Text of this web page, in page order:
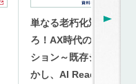
単なる老朽化対策を超
ろ！AX時代のモダナイ
ション～既存システム
かし、AI Readyな連携